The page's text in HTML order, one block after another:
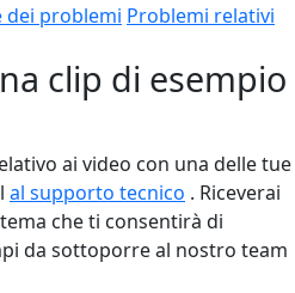
dei problemi Problemi relativi
clip di esempio
ai video con una delle tue
al supporto tecnico . Riceverai
che ti consentirà di
da sottoporre al nostro team